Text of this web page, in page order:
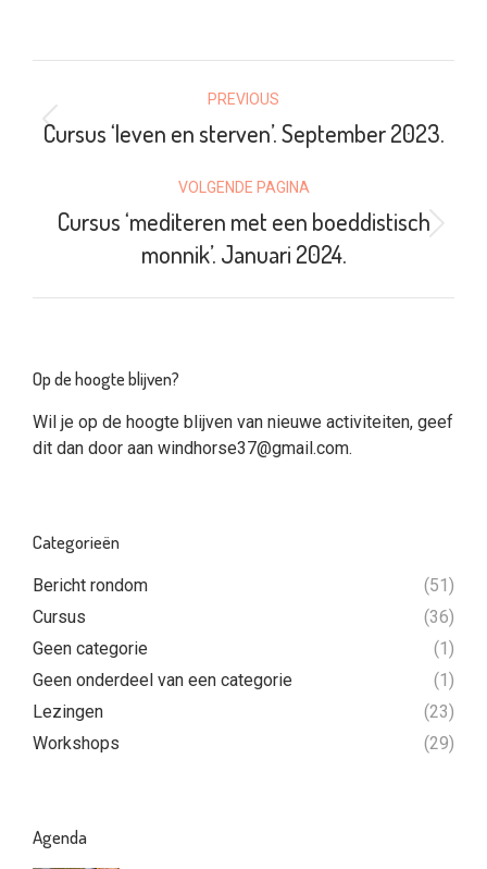
POST
NAVIGATION
PREVIOUS
Previous
Cursus ‘leven en sterven’. September 2023.
VOLGENDE PAGINA
Volgende
pagina
Cursus ‘mediteren met een boeddistisch
monnik’. Januari 2024.
Op de hoogte blijven?
Wil je op de hoogte blijven van nieuwe activiteiten, geef
dit dan door aan windhorse37@gmail.com.
Categorieën
Bericht rondom
(51)
Cursus
(36)
Geen categorie
(1)
Geen onderdeel van een categorie
(1)
Lezingen
(23)
Workshops
(29)
Agenda